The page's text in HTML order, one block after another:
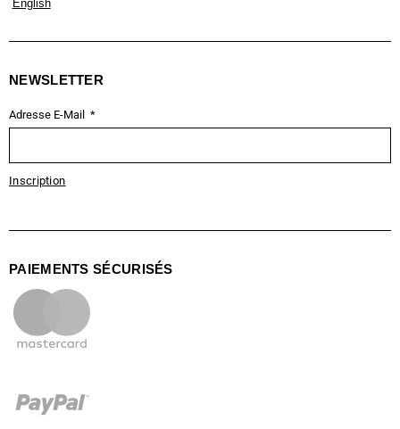
English
NEWSLETTER
Adresse E-Mail
Inscription
PAIEMENTS SÉCURISÉS